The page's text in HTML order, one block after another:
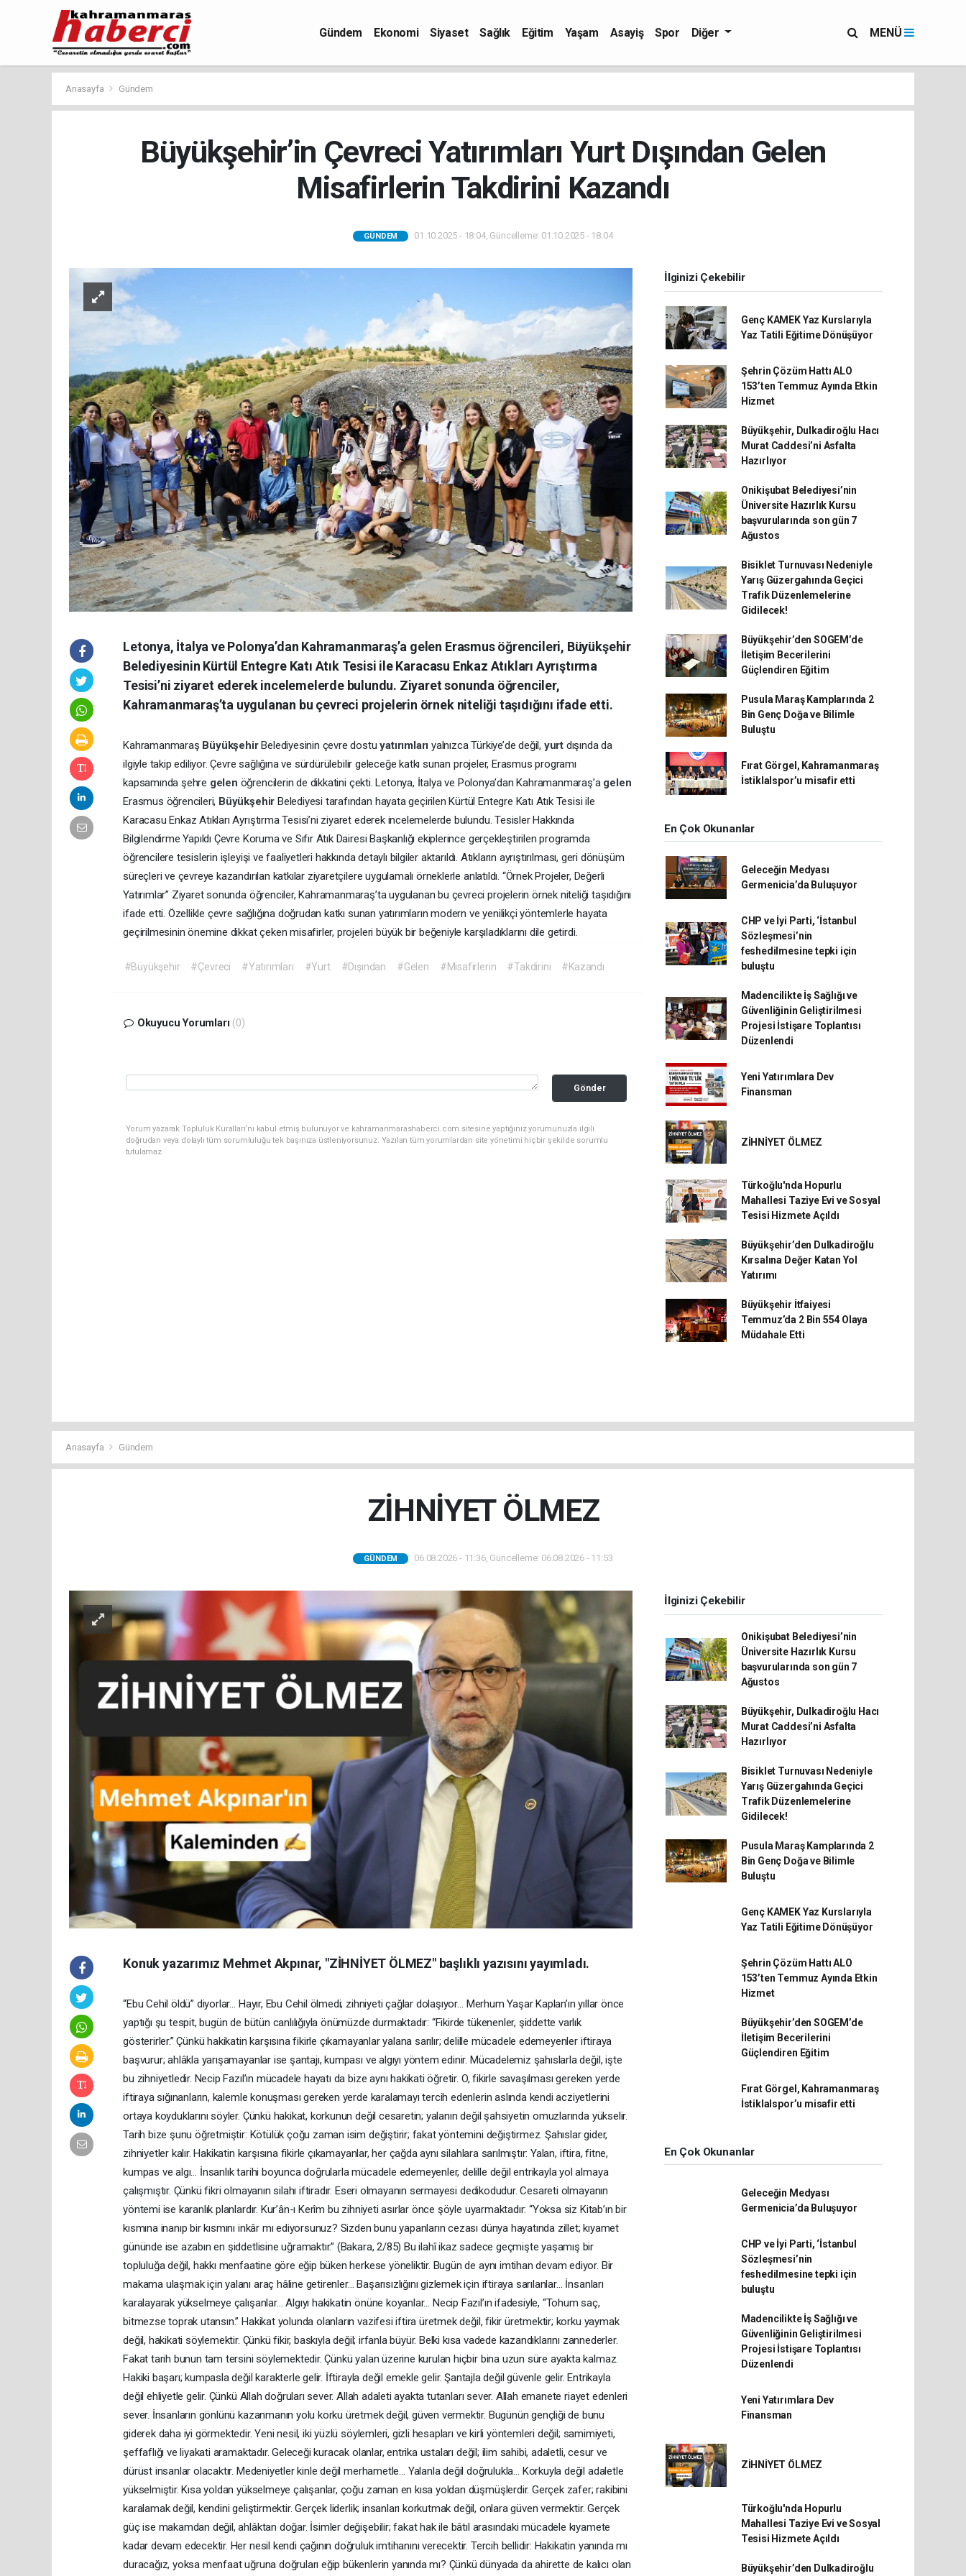
Gündem Ekonomi Siyaset Sağlık Eğitim Yaşam Asayiş Spor Diğer MENÜ
Anasayfa Gündem
Büyükşehir’in Çevreci Yatırımları Yurt Dışından Gelen
Misafirlerin Takdirini Kazandı
GÜNDEM 01.10.2025 - 18:04, Güncelleme: 01.10.2025 - 18:04
Letonya, İtalya ve Polonya’dan Kahramanmaraş’a gelen Erasmus öğrencileri, Büyükşehir
Belediyesinin Kürtül Entegre Katı Atık Tesisi ile Karacasu Enkaz Atıkları Ayrıştırma
Tesisi’ni ziyaret ederek incelemelerde bulundu. Ziyaret sonunda öğrenciler,
Kahramanmaraş’ta uygulanan bu çevreci projelerin örnek niteliği taşıdığını ifade etti.
Kahramanmaraş BüyükşehirBelediyesinin çevre dostuyatırımları yalnızca Türkiye’de değil, yurt dışında da
ilgiyle takip ediliyor. Çevre sağlığına ve sürdürülebilir geleceğe katkı sunan projeler, Erasmus programı
kapsamında şehre gelen öğrencilerin de dikkatini çekti. Letonya, İtalya ve Polonya’dan Kahramanmaraş’a gelen
Erasmus öğrencileri, Büyükşehir Belediyesi tarafından hayata geçirilen Kürtül Entegre Katı Atık Tesisi ile
Karacasu Enkaz Atıkları Ayrıştırma Tesisi’ni ziyaret ederek incelemelerde bulundu. Tesisler Hakkında
Bilgilendirme Yapıldı Çevre Koruma ve Sıfır Atık Dairesi Başkanlığı ekiplerince gerçekleştirilen programda
öğrencilere tesislerin işleyişi ve faaliyetleri hakkında detaylı bilgiler aktarıldı. Atıkların ayrıştırılması, geri dönüşüm
süreçleri ve çevreye kazandırılan katkılar ziyaretçilere uygulamalı örneklerle anlatıldı. “Örnek Projeler, Değerli
Yatırımlar” Ziyaret sonunda öğrenciler, Kahramanmaraş’ta uygulanan bu çevreci projelerin örnek niteliği taşıdığını
ifade etti. Özellikle çevre sağlığına doğrudan katkı sunan yatırımların modern ve yenilikçi yöntemlerle hayata
geçirilmesinin önemine dikkat çeken misafirler, projeleri büyük bir beğeniyle karşıladıklarını dile getirdi.
#Büyükşehir #Çevreci #Yatırımları #Yurt #Dışından #Gelen #Misafirlerin #Takdirini #Kazandı
Okuyucu Yorumları (0)
Gönder
Yorum yazarak Topluluk Kuralları’nı kabul etmiş bulunuyor ve kahramanmarashaberci.com sitesine yaptığınız yorumunuzla ilgili
doğrudan veya dolaylı tüm sorumluluğu tek başınıza üstleniyorsunuz. Yazılan tüm yorumlardan site yönetimi hiçbir şekilde sorumlu
tutulamaz.
İlginizi Çekebilir
Genç KAMEK Yaz Kurslarıyla
Yaz Tatili Eğitime Dönüşüyor
Şehrin Çözüm Hattı ALO
153’ten Temmuz Ayında Etkin
Hizmet
Büyükşehir, Dulkadiroğlu Hacı
Murat Caddesi’ni Asfalta
Hazırlıyor
Onikişubat Belediyesi’nin
Üniversite Hazırlık Kursu
başvurularında son gün 7
Ağustos
Bisiklet Turnuvası Nedeniyle
Yarış Güzergahında Geçici
Trafik Düzenlemelerine
Gidilecek!
Büyükşehir’den SOGEM’de
İletişim Becerilerini
Güçlendiren Eğitim
Pusula Maraş Kamplarında 2
Bin Genç Doğa ve Bilimle
Buluştu
Fırat Görgel, Kahramanmaraş
İstiklalspor’u misafir etti
En Çok Okunanlar
Geleceğin Medyası
Germenicia’da Buluşuyor
CHP ve İyi Parti, ‘İstanbul
Sözleşmesi’nin
feshedilmesine tepki için
buluştu
Madencilikte İş Sağlığı ve
Güvenliğinin Geliştirilmesi
Projesi İstişare Toplantısı
Düzenlendi
Yeni Yatırımlara Dev
Finansman
ZİHNİYET ÖLMEZ
Türkoğlu'nda Hopurlu
Mahallesi Taziye Evi ve Sosyal
Tesisi Hizmete Açıldı
Büyükşehir’den Dulkadiroğlu
Kırsalına Değer Katan Yol
Yatırımı
Büyükşehir İtfaiyesi
Temmuz’da 2 Bin 554 Olaya
Müdahale Etti
Anasayfa Gündem
ZİHNİYET ÖLMEZ
GÜNDEM 06.08.2026 - 11:36, Güncelleme: 06.08.2026 - 11:53
Konuk yazarımız Mehmet Akpınar, "ZİHNİYET ÖLMEZ" başlıklı yazısını yayımladı.
“Ebu Cehil öldü” diyorlar… Hayır, Ebu Cehil ölmedi; zihniyeti çağlar dolaşıyor… Merhum Yaşar Kaplan’ın yıllar önce
yaptığı şu tespit, bugün de bütün canlılığıyla önümüzde durmaktadır: “Fikirde tükenenler, şiddette varlık
gösterirler.” Çünkü hakikatin karşısına fikirle çıkamayanlar yalana sarılır; delille mücadele edemeyenler iftiraya
başvurur; ahlâkla yarışamayanlar ise şantajı, kumpası ve algıyı yöntem edinir. Mücadelemiz şahıslarla değil, işte
bu zihniyetledir. Necip Fazıl’ın mücadele hayatı da bize aynı hakikati öğretir. O, fikirle savaşılması gereken yerde
iftiraya sığınanların, kalemle konuşması gereken yerde karalamayı tercih edenlerin aslında kendi acziyetlerini
ortaya koyduklarını söyler. Çünkü hakikat, korkunun değil cesaretin; yalanın değil şahsiyetin omuzlarında yükselir.
Tarih bize şunu öğretmiştir: Kötülük çoğu zaman isim değiştirir; fakat yöntemini değiştirmez. Şahıslar gider,
zihniyetler kalır. Hakikatin karşısına fikirle çıkamayanlar, her çağda aynı silahlara sarılmıştır: Yalan, iftira, fitne,
kumpas ve algı… İnsanlık tarihi boyunca doğrularla mücadele edemeyenler, delille değil entrikayla yol almaya
çalışmıştır. Çünkü fikri olmayanın silahı iftiradır. Eseri olmayanın sermayesi dedikodudur. Cesareti olmayanın
yöntemi ise karanlık planlardır. Kur’ân-ı Kerîm bu zihniyeti asırlar önce şöyle uyarmaktadır: “Yoksa siz Kitab’ın bir
kısmına inanıp bir kısmını inkâr mı ediyorsunuz? Sizden bunu yapanların cezası dünya hayatında zillet; kıyamet
gününde ise azabın en şiddetlisine uğramaktır.” (Bakara, 2/85) Bu ilahî ikaz sadece geçmişte yaşamış bir
topluluğa değil, hakkı menfaatine göre eğip büken herkese yöneliktir. Bugün de aynı imtihan devam ediyor. Bir
makama ulaşmak için yalanı araç hâline getirenler… Başarısızlığını gizlemek için iftiraya sarılanlar… İnsanları
karalayarak yükselmeye çalışanlar… Algıyı hakikatin önüne koyanlar… Necip Fazıl’ın ifadesiyle, “Tohum saç,
bitmezse toprak utansın.” Hakikat yolunda olanların vazifesi iftira üretmek değil, fikir üretmektir; korku yaymak
değil, hakikati söylemektir. Çünkü fikir, baskıyla değil; irfanla büyür. Belki kısa vadede kazandıklarını zannederler.
Fakat tarih bunun tam tersini söylemektedir. Çünkü yalan üzerine kurulan hiçbir bina uzun süre ayakta kalmaz.
Hakiki başarı; kumpasla değil karakterle gelir. İftirayla değil emekle gelir. Şantajla değil güvenle gelir. Entrikayla
değil ehliyetle gelir. Çünkü Allah doğruları sever. Allah adaleti ayakta tutanları sever. Allah emanete riayet edenleri
sever. İnsanların gönlünü kazanmanın yolu korku üretmek değil, güven vermektir. Bugünün gençliği de bunu
giderek daha iyi görmektedir. Yeni nesil, iki yüzlü söylemleri, gizli hesapları ve kirli yöntemleri değil; samimiyeti,
şeffaflığı ve liyakati aramaktadır. Geleceği kuracak olanlar, entrika ustaları değil; ilim sahibi, adaletli, cesur ve
dürüst insanlar olacaktır. Medeniyetler kinle değil merhametle… Yalanla değil doğrulukla… Korkuyla değil adaletle
yükselmiştir. Kısa yoldan yükselmeye çalışanlar, çoğu zaman en kısa yoldan düşmüşlerdir. Gerçek zafer; rakibini
karalamak değil, kendini geliştirmektir. Gerçek liderlik; insanları korkutmak değil, onlara güven vermektir. Gerçek
güç ise makamdan değil, ahlâktan doğar. İsimler değişebilir; fakat hak ile bâtıl arasındaki mücadele kıyamete
kadar devam edecektir. Her nesil kendi çağının doğruluk imtihanını verecektir. Tercih bellidir: Hakikatin yanında mı
duracağız, yoksa menfaat uğruna doğruları eğip bükenlerin yanında mı? Çünkü dünyada da ahirette de kalıcı olan
İlginizi Çekebilir
Onikişubat Belediyesi’nin
Üniversite Hazırlık Kursu
başvurularında son gün 7
Ağustos
Büyükşehir, Dulkadiroğlu Hacı
Murat Caddesi’ni Asfalta
Hazırlıyor
Bisiklet Turnuvası Nedeniyle
Yarış Güzergahında Geçici
Trafik Düzenlemelerine
Gidilecek!
Pusula Maraş Kamplarında 2
Bin Genç Doğa ve Bilimle
Buluştu
Genç KAMEK Yaz Kurslarıyla
Yaz Tatili Eğitime Dönüşüyor
Şehrin Çözüm Hattı ALO
153’ten Temmuz Ayında Etkin
Hizmet
Büyükşehir’den SOGEM’de
İletişim Becerilerini
Güçlendiren Eğitim
Fırat Görgel, Kahramanmaraş
İstiklalspor’u misafir etti
En Çok Okunanlar
Geleceğin Medyası
Germenicia’da Buluşuyor
CHP ve İyi Parti, ‘İstanbul
Sözleşmesi’nin
feshedilmesine tepki için
buluştu
Madencilikte İş Sağlığı ve
Güvenliğinin Geliştirilmesi
Projesi İstişare Toplantısı
Düzenlendi
Yeni Yatırımlara Dev
Finansman
ZİHNİYET ÖLMEZ
Türkoğlu'nda Hopurlu
Mahallesi Taziye Evi ve Sosyal
Tesisi Hizmete Açıldı
Büyükşehir’den Dulkadiroğlu